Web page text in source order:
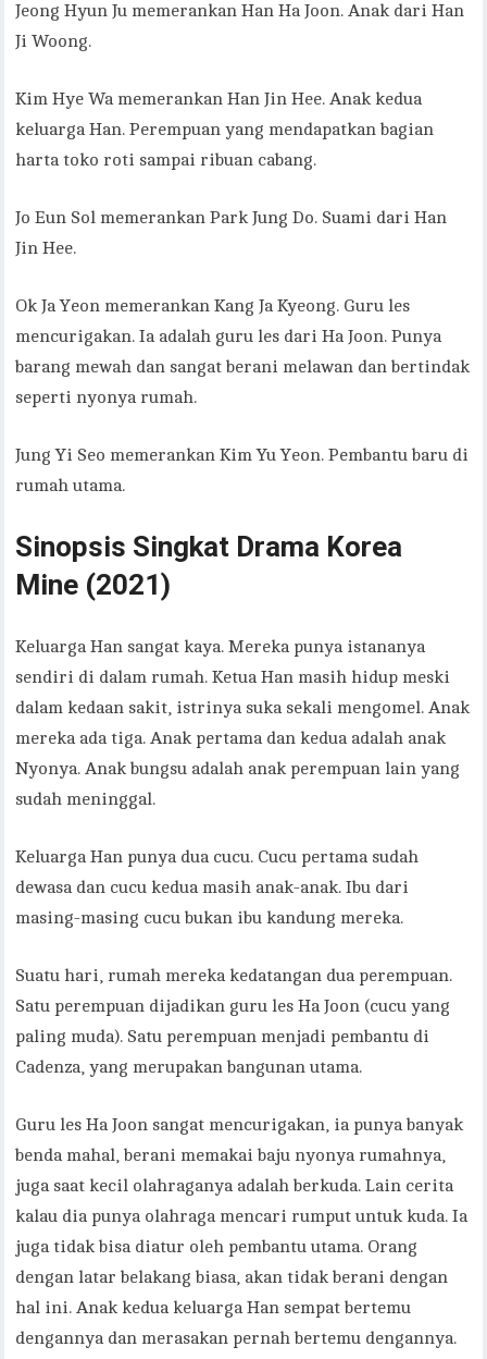
Jeong Hyun Ju memerankan Han Ha Joon. Anak dari Han
Ji Woong.
Kim Hye Wa memerankan Han Jin Hee. Anak kedua
keluarga Han. Perempuan yang mendapatkan bagian
harta toko roti sampai ribuan cabang.
Jo Eun Sol memerankan Park Jung Do. Suami dari Han
Jin Hee.
Ok Ja Yeon memerankan Kang Ja Kyeong. Guru les
mencurigakan. Ia adalah guru les dari Ha Joon. Punya
barang mewah dan sangat berani melawan dan bertindak
seperti nyonya rumah.
Jung Yi Seo memerankan Kim Yu Yeon. Pembantu baru di
rumah utama.
Sinopsis Singkat Drama Korea
Mine (2021)
Keluarga Han sangat kaya. Mereka punya istananya
sendiri di dalam rumah. Ketua Han masih hidup meski
dalam kedaan sakit, istrinya suka sekali mengomel. Anak
mereka ada tiga. Anak pertama dan kedua adalah anak
Nyonya. Anak bungsu adalah anak perempuan lain yang
sudah meninggal.
Keluarga Han punya dua cucu. Cucu pertama sudah
dewasa dan cucu kedua masih anak-anak. Ibu dari
masing-masing cucu bukan ibu kandung mereka.
Suatu hari, rumah mereka kedatangan dua perempuan.
Satu perempuan dijadikan guru les Ha Joon (cucu yang
paling muda). Satu perempuan menjadi pembantu di
Cadenza, yang merupakan bangunan utama.
Guru les Ha Joon sangat mencurigakan, ia punya banyak
benda mahal, berani memakai baju nyonya rumahnya,
juga saat kecil olahraganya adalah berkuda. Lain cerita
kalau dia punya olahraga mencari rumput untuk kuda. Ia
juga tidak bisa diatur oleh pembantu utama. Orang
dengan latar belakang biasa, akan tidak berani dengan
hal ini. Anak kedua keluarga Han sempat bertemu
dengannya dan merasakan pernah bertemu dengannya.